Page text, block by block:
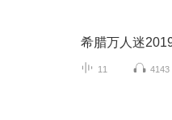
希腊万人迷
11 4143